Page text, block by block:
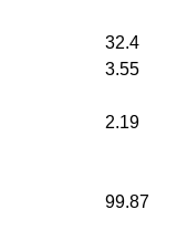
32.4
3.55
2.19
99.87